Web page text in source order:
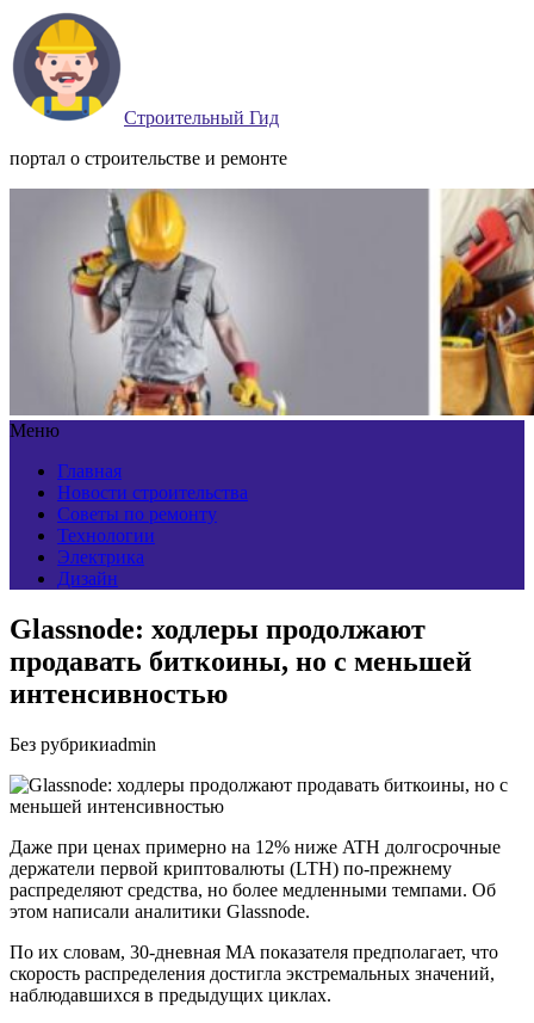
Строительный Гид
портал о строительстве и ремонте
Меню
Главная
Новости строительства
Советы по ремонту
Технологии
Электрика
Дизайн
Glassnode: ходлеры продолжают
продавать биткоины, но с меньшей
интенсивностью
Без рубрикиadmin
Даже при ценах примерно на 12% ниже ATH долгосрочные
держатели первой криптовалюты (LTH) по-прежнему
распределяют средства, но более медленными темпами. Об
этом написали аналитики Glassnode.
По их словам, 30-дневная MA показателя предполагает, что
скорость распределения достигла экстремальных значений,
наблюдавшихся в предыдущих циклах.